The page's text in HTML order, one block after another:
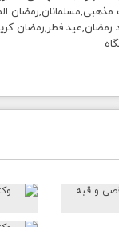
رمضان,عید فطر,رمضان